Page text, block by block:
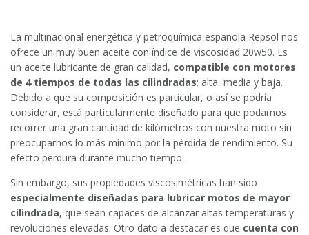
La multinacional energética y petroquímica española Repsol nos
ofrece un muy buen aceite con índice de viscosidad 20w50. Es
un aceite lubricante de gran calidad, compatible con motores
de 4 tiempos de todas las cilindradas: alta, media y baja.
Debido a que su composición es particular, o así se podría
considerar, está particularmente diseñado para que podamos
recorrer una gran cantidad de kilómetros con nuestra moto sin
preocuparnos lo más mínimo por la pérdida de rendimiento. Su
efecto perdura durante mucho tiempo.
Sin embargo, sus propiedades viscosimétricas han sido
especialmente diseñadas para lubricar motos de mayor
cilindrada, que sean capaces de alcanzar altas temperaturas y
revoluciones elevadas. Otro dato a destacar es que cuenta con